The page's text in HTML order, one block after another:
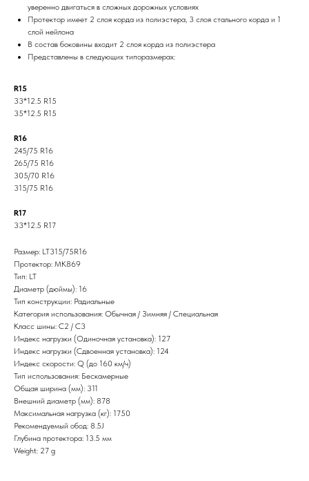
уверенно двигаться в сложных дорожных условиях
Протектор имеет 2 слоя корда из полиэстера, 3 слоя стального корда и 1
слой нейлона
В состав боковины входит 2 слоя корда из полиэстера
Представлены в следующих типоразмерах:
R15
33*12.5 R15
35*12.5 R15
R16
245/75 R16
265/75 R16
305/70 R16
315/75 R16
R17
33*12.5 R17
Размер: LT315/75R16
Протектор: MK869
Тип: LT
Диаметр (дюймы): 16
Тип конструкции: Радиальные
Категория использования: Обычная / Зимняя / Специальная
Класс шины: C2 / C3
Индекс нагрузки (Одиночная установка): 127
Индекс нагрузки (Сдвоенная установка): 124
Индекс скорости: Q (до 160 км/ч)
Тип использования: Бескамерные
Общая ширина (мм): 311
Внешний диаметр (мм): 878
Максимальная нагрузка (кг): 1750
Рекомендуемый обод: 8.5J
Глубина протектора: 13.5 мм
Weight: 27 g